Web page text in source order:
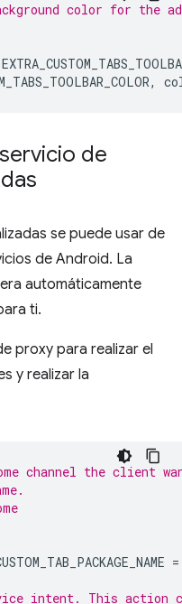
color for the
,
de
se puede usar de
de Android. La
automáticamente
ti.
proxy para realizar el
y realizar la
channel the client
=
intent. This action